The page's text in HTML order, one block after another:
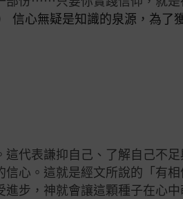
信心無疑是知識的泉源，為了
代表謙抑自己、了解自己不
心。這就是經文所說的「有
步，神就會讓這顆種子在心